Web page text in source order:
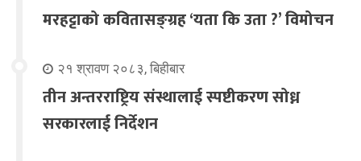
मरहट्टाको कवितासङ्ग्रह ‘यता कि उता ?’ विमोचन
२१ श्रावण २०८३, बिहीबार
तीन अन्तरराष्ट्रिय संस्थालाई स्पष्टीकरण सोध्न
सरकारलाई निर्देशन